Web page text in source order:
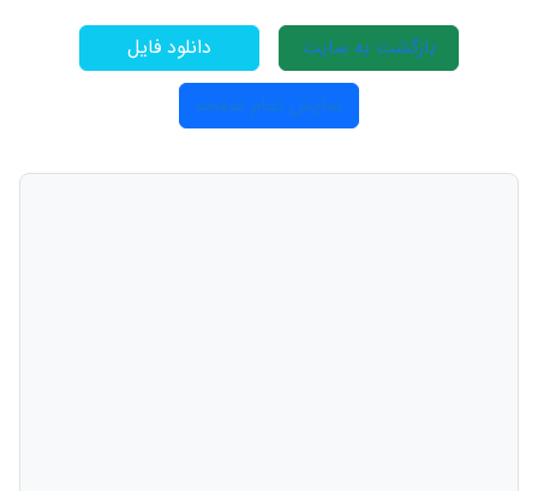
بازگشت به سایت
دانلود فایل
نمایش تمام صفحه